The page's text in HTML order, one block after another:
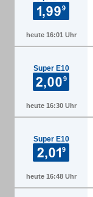
heute 16:01 Uhr
Super E10
heute 16:30 Uhr
Super E10
heute 16:48 Uhr